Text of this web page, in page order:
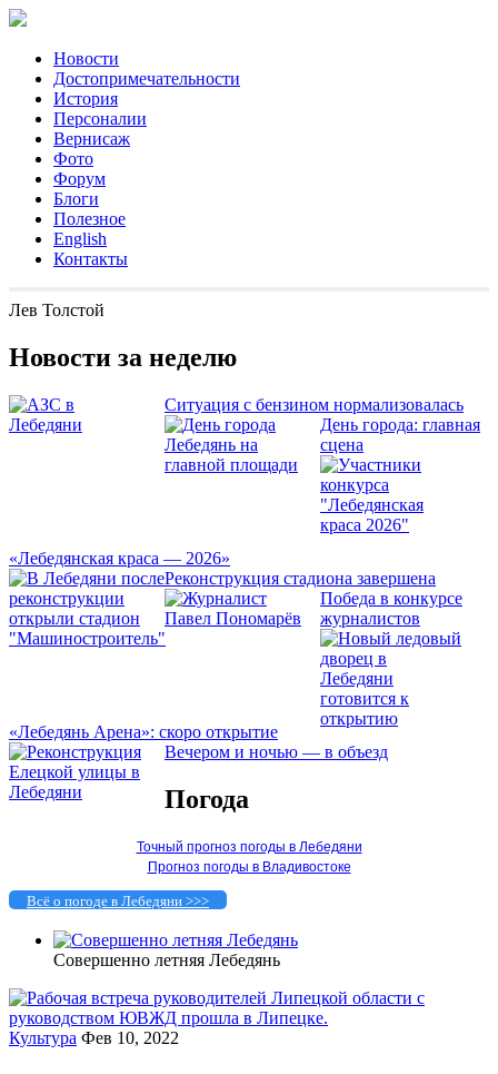
Новости
Достопримечательности
История
Персоналии
Вернисаж
Фото
Форум
Блоги
Полезное
English
Контакты
Лев Толстой
Новости за неделю
Ситуация с бензином нормализовалась
День города: главная
сцена
«Лебедянская краса — 2026»
Реконструкция стадиона завершена
Победа в конкурсе
журналистов
«Лебедянь Арена»: скоро открытие
Вечером и ночью — в объезд
Погода
Точный прогноз погоды в Лебедяни
Прогноз погоды в Владивостоке
Всё о погоде в Лебедяни >>>
Совершенно летняя Лебедянь
Культура Фев 10, 2022